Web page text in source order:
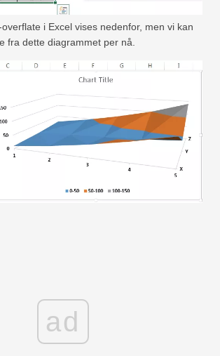
i Excel vises nedenfor, men vi kan
fra dette diagrammet per nå.
ad